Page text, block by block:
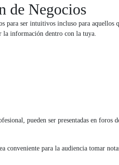
de Negocios
para ser intuitivos incluso para aquellos
la información dentro con la tuya.
pueden ser presentadas en foros
conveniente para la audiencia tomar